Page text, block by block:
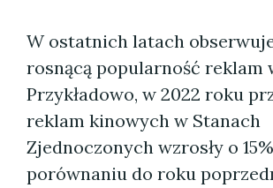
W ostatnich latach
rosnącą popularność reklam
Przykładowo, w 2022 roku
reklam kinowych w Stanach
Zjednoczonych wzrosły o
porównaniu do roku